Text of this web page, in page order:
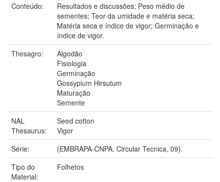
Conteúdo:
Resultados e discussões; Peso médio de
sementes; Teor da umidade e matéria seca;
Matéria seca e índice de vigor; Germinação e
índice de vigor.
Thesagro:
Algodão
Fisiologia
Germinação
Gossypium Hirsutum
Maturação
Semente
NAL
Thesaurus:
Seed cotton
Vigor
Série:
(EMBRAPA-CNPA. Circular Tecnica, 09).
Tipo do
Material:
Folhetos